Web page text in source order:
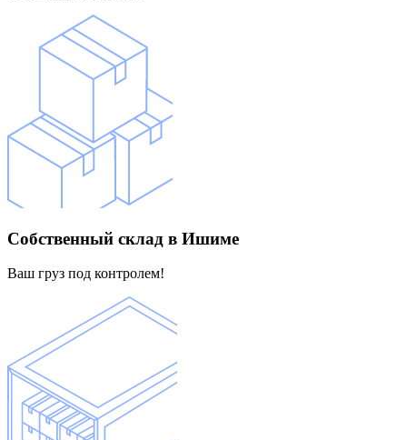
Собственный склад в Ишиме
Ваш груз под контролем!